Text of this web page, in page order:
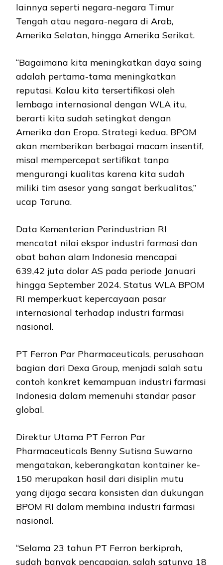
lainnya seperti negara-negara Timur
Tengah atau negara-negara di Arab,
Amerika Selatan, hingga Amerika Serikat.
“Bagaimana kita meningkatkan daya saing
adalah pertama-tama meningkatkan
reputasi. Kalau kita tersertifikasi oleh
lembaga internasional dengan WLA itu,
berarti kita sudah setingkat dengan
Amerika dan Eropa. Strategi kedua, BPOM
akan memberikan berbagai macam insentif,
misal mempercepat sertifikat tanpa
mengurangi kualitas karena kita sudah
miliki tim asesor yang sangat berkualitas,”
ucap Taruna.
Data Kementerian Perindustrian RI
mencatat nilai ekspor industri farmasi dan
obat bahan alam Indonesia mencapai
639,42 juta dolar AS pada periode Januari
hingga September 2024. Status WLA BPOM
RI memperkuat kepercayaan pasar
internasional terhadap industri farmasi
nasional.
PT Ferron Par Pharmaceuticals, perusahaan
bagian dari Dexa Group, menjadi salah satu
contoh konkret kemampuan industri farmasi
Indonesia dalam memenuhi standar pasar
global.
Direktur Utama PT Ferron Par
Pharmaceuticals Benny Sutisna Suwarno
mengatakan, keberangkatan kontainer ke-
150 merupakan hasil dari disiplin mutu
yang dijaga secara konsisten dan dukungan
BPOM RI dalam membina industri farmasi
nasional.
“Selama 23 tahun PT Ferron berkiprah,
sudah banyak pencapaian, salah satunya 18